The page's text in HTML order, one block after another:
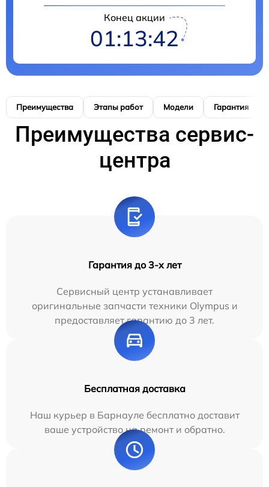
Конец акции
01:13:42
Преимущества Этапы работ Модели Гарантия
Преимущества сервис-
центра
Гарантия до 3-х лет
Сервисный центр устанавливает
оригинальные запчасти техники Olympus и
предоставляет гарантию до 3 лет.
Бесплатная доставка
Наш курьер в Барнауле бесплатно доставит
ваше устройство на ремонт и обратно.